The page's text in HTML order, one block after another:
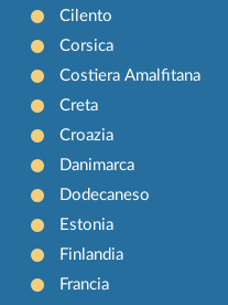
Cilento
Corsica
Costiera Amalfitana
Creta
Croazia
Danimarca
Dodecaneso
Estonia
Finlandia
Francia